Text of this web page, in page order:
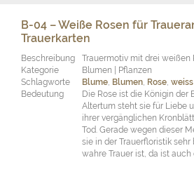
B-04 – Weiße Rosen für
Trauerkarten
Beschreibung
Trauermotiv mit drei weißen
Kategorie
Blumen | Pflanzen
Schlagworte
Blume, Blumen, Rose, weiss
Bedeutung
Die Rose ist die Königin der
Altertum steht sie für Liebe
ihrer vergänglichen
Tod. Gerade wegen dieser
sie in der Trauerfloristik
wahre Trauer ist, da ist auch